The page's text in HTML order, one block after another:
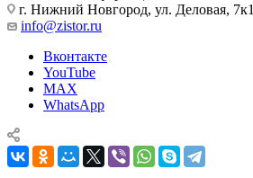
г. Нижний Новгород, ул. Деловая, 7к1
info@zistor.ru
Вконтакте
YouTube
MAX
WhatsApp